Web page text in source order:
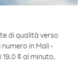
di qualità verso
in Mali -
¢ al minuto.